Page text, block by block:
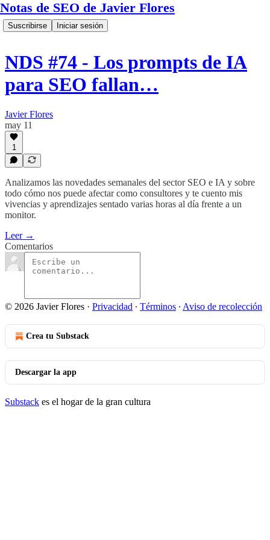
Notas de SEO de Javier Flores
Suscribirse Iniciar sesión
NDS #74 - Los prompts de IA
para SEO fallan…
Javier Flores
may 11
1
Analizamos las novedades semanales del sector SEO e IA y sobre
todo cómo nos puede afectar como consultores y te cuento mis
vivencias y aprendizajes sentado varias horas al día frente a un
monitor.
Leer →
Comentarios
© 2026 Javier Flores · Privacidad ∙ Términos ∙ Aviso de recolección
Crea tu Substack
Descargar la app
Substack es el hogar de la gran cultura